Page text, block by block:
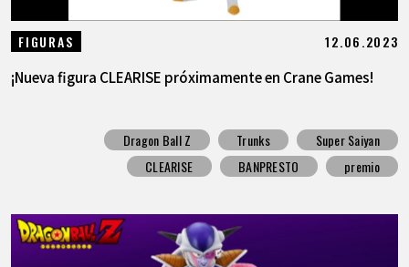
FIGURAS 12.06.2023
¡Nueva figura CLEARISE próximamente en Crane Games!
Dragon Ball Z Trunks
Super Saiyan
CLEARISE
BANPRESTO premio